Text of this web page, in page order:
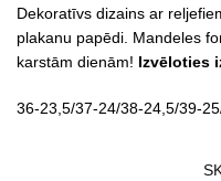
Dekoratīvs dizains ar
plakanu papēdi. Mandeles
karstām dienām! Izvēloties
36-23,5/37-24/38-24,5/39-